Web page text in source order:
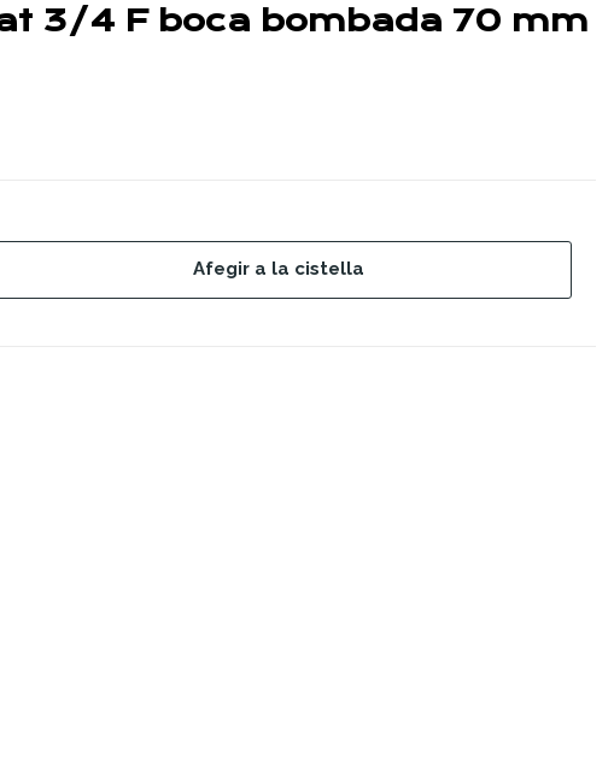
3/4 F boca bombada 70 mm
Afegir a la cistella